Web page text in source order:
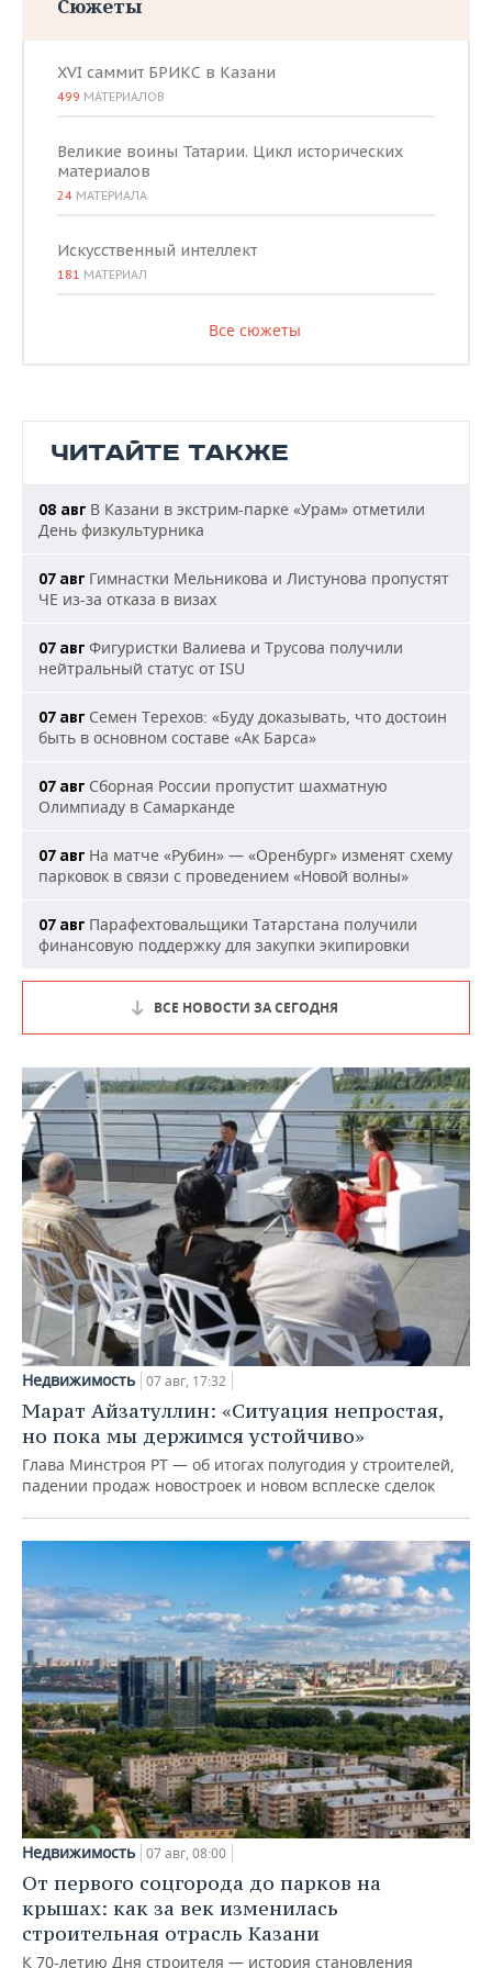
Сюжеты
XVI саммит БРИКС в Казани
499 МАТЕРИАЛОВ
Великие воины Татарии. Цикл исторических
материалов
24 МАТЕРИАЛА
Искусственный интеллект
181 МАТЕРИАЛ
Все сюжеты
ЧИТАЙТЕ ТАКЖЕ
08 авг В Казани в экстрим-парке «Урам» отметили
День физкультурника
07 авг Гимнастки Мельникова и Листунова пропустят
ЧЕ из-за отказа в визах
07 авг Фигуристки Валиева и Трусова получили
нейтральный статус от ISU
07 авг Семен Терехов: «Буду доказывать, что достоин
быть в основном составе «Ак Барса»
07 авг Сборная России пропустит шахматную
Олимпиаду в Самарканде
07 авг На матче «Рубин» — «Оренбург» изменят схему
парковок в связи с проведением «Новой волны»
07 авг Парафехтовальщики Татарстана получили
финансовую поддержку для закупки экипировки
ВСЕ НОВОСТИ ЗА СЕГОДНЯ
Недвижимость 07 авг, 17:32
Марат Айзатуллин: «Ситуация непростая,
но пока мы держимся устойчиво»
Глава Минстроя РТ — об итогах полугодия у строителей,
падении продаж новостроек и новом всплеске сделок
Недвижимость 07 авг, 08:00
От первого соцгорода до парков на
крышах: как за век изменилась
строительная отрасль Казани
К 70-летию Дня строителя — история становления